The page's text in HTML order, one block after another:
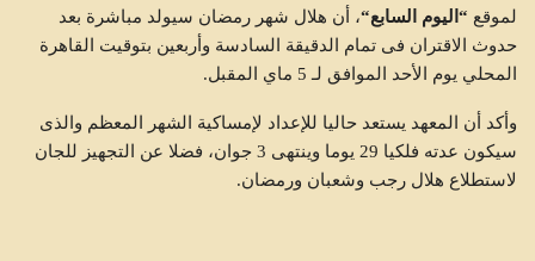
لموقع “ اليوم السابع“، أن هلال شهر رمضان سيولد مباشرة بعد
حدوث الاقتران فى تمام الدقيقة السادسة وأربعين بتوقيت القاهرة
المحلي يوم الأحد الموافق لـ 5 ماي المقبل.
وأكد أن المعهد يستعد حاليا للإعداد لإمساكية الشهر المعظم والذى
سيكون عدته فلكيا 29 يوما وينتهى 3 جوان، فضلا عن التجهيز للجان
لاستطلاع هلال رجب وشعبان ورمضان.